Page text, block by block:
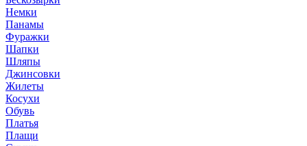
Немки
Панамы
Фуражки
Шапки
Шляпы
Джинсовки
Жилеты
Косухи
Обувь
Платья
Плащи